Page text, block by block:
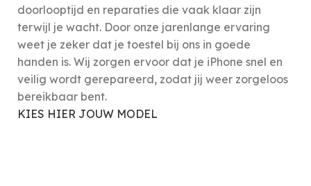
doorlooptijd en reparaties die vaak klaar zijn
terwijl je wacht. Door onze jarenlange ervaring
weet je zeker dat je toestel bij ons in goede
handen is. Wij zorgen ervoor dat je iPhone snel en
veilig wordt gerepareerd, zodat jij weer zorgeloos
bereikbaar bent.
KIES HIER JOUW MODEL